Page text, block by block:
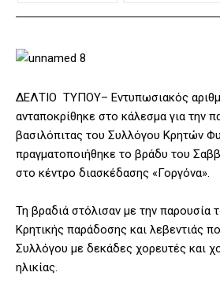
ΔΕΛΤΙΟ ΤΥΠΟY– Εντυπωσιακός
ανταποκρίθηκε στο κάλεσμα για την
βασιλόπιτας του Συλλόγου Κρητών
πραγματοποιήθηκε το βράδυ του
στο κέντρο διασκέδασης «Γοργόνα».
Τη βραδιά στόλισαν με την παρουσία
Κρητικής παράδοσης και λεβεντιάς
Συλλόγου με δεκάδες χορευτές και
ηλικίας.